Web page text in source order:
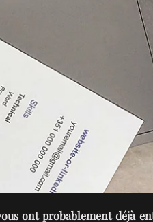
ont probablement déjà